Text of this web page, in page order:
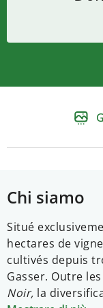
Chi siamo
Situé
hectares de
cultivés depuis
Gasser. Outre
Noir, la